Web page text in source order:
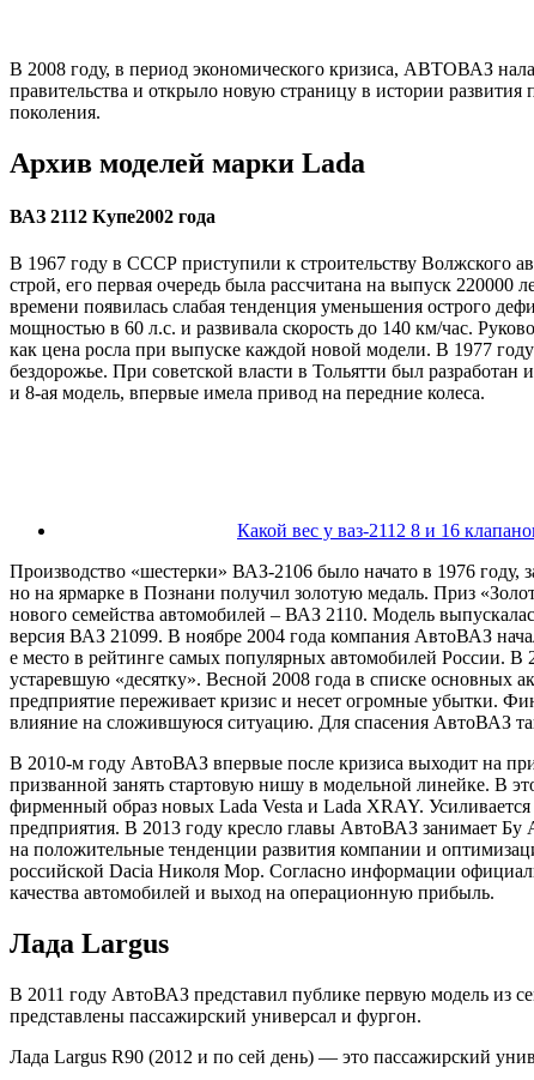
В 2008 году, в период экономического кризиса, АВТОВАЗ
правительства и открыло новую страницу в истории
поколения.
Архив моделей марки Lada
ВАЗ 2112 Купе2002 года
В 1967 году в СССР приступили к строительству Волжского
строй, его первая очередь была рассчитана на выпуск
времени появилась слабая тенденция уменьшения острого
мощностью в 60 л.с. и развивала скорость до 140 км/час.
как цена росла при выпуске каждой новой модели. В 1977
бездорожье. При советской власти в Тольятти был
и 8-ая модель, впервые имела привод на передние колеса.
Какой вес у ваз-2112 8 и 16
Производство «шестерки» ВАЗ-2106 было начато в 1976
но на ярмарке в Познани получил золотую медаль. Приз
нового семейства автомобилей – ВАЗ 2110. Модель
версия ВАЗ 21099. В ноябре 2004 года компания АвтоВАЗ
е место в рейтинге самых популярных автомобилей России.
устаревшую «десятку». Весной 2008 года в списке основных
предприятие переживает кризис и несет огромные убытки.
влияние на сложившуюся ситуацию. Для спасения АвтоВАЗ
В 2010-м году АвтоВАЗ впервые после кризиса выходит на
призванной занять стартовую нишу в модельной линейке. В
фирменный образ новых Lada Vesta и Lada XRAY.
предприятия. В 2013 году кресло главы АвтоВАЗ занимает Бу
на положительные тенденции развития компании и
российской Dacia Николя Мор. Согласно информации
качества автомобилей и выход на операционную прибыль.
Лада Largus
В 2011 году АвтоВАЗ представил публике первую модель из
представлены пассажирский универсал и фургон.
Лада Largus R90 (2012 и по сей день) — это пассажирский